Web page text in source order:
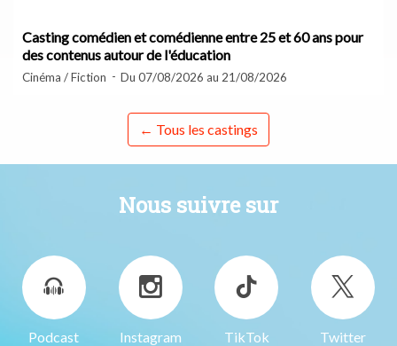
Casting comédien et comédienne entre 25 et 60 ans pour
des contenus autour de l'éducation
Cinéma / Fiction Du 07/08/2026 au 21/08/2026
← Tous les castings
Nous suivre sur
Podcast Instagram TikTok Twitter